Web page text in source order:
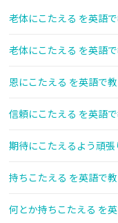
老体にこたえる を英語
老体にこたえる を英語
恩にこたえる を英語で
信頼にこたえる を英語
期待にこたえるよう頑
持ちこたえる を英語で
何とか持ちこたえる を